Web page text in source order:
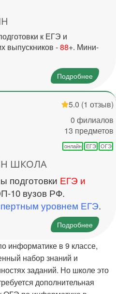
к ЕГЭ и
выпускников -88+. Мини-
Подробнее
5.0 (1 отзыв)
0 филиалов
13 предметов
онлайн ЕГЭ ОГЭ
ШКОЛА
подготовки ЕГЭ и
10 вузов РФ.
уровнем ЕГЭ.
Подробнее
информатике в 9 классе,
набор знаний и
заданий. Но школе это
дополнительная